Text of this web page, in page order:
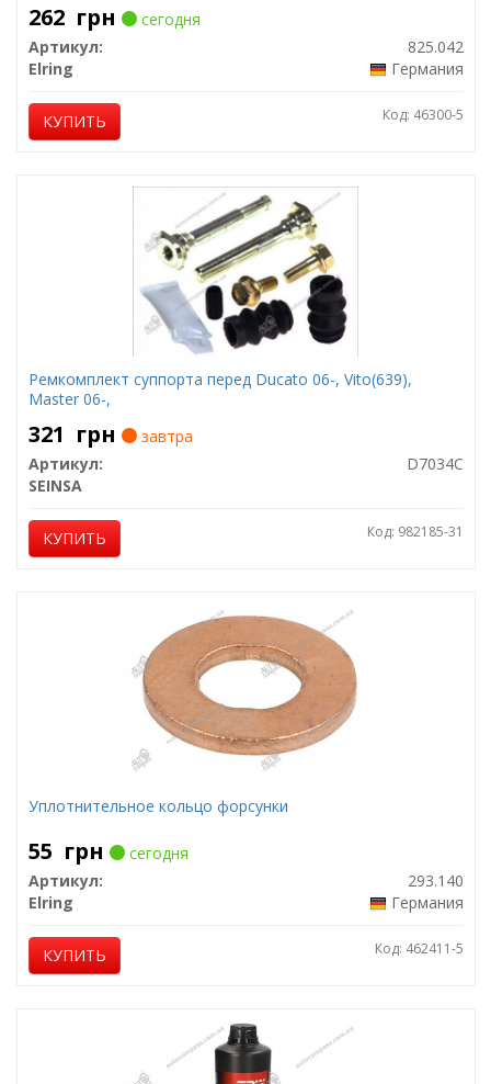
262 грн
сегодня
Артикул:
825.042
Elring
Германия
КУПИТЬ Код: 46300-5
Ремкомплект суппорта перед Ducato 06-, Vito(639),
Master 06-,
321 грн
завтра
Артикул:
D7034C
SEINSA
КУПИТЬ Код: 982185-31
Уплотнительное кольцо форсунки
55 грн
сегодня
Артикул:
293.140
Elring
Германия
КУПИТЬ Код: 462411-5